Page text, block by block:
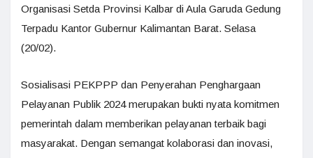
Organisasi Setda Provinsi Kalbar di Aula Garuda Gedung
Terpadu Kantor Gubernur Kalimantan Barat. Selasa
(20/02).
Sosialisasi PEKPPP dan Penyerahan Penghargaan
Pelayanan Publik 2024 merupakan bukti nyata komitmen
pemerintah dalam memberikan pelayanan terbaik bagi
masyarakat. Dengan semangat kolaborasi dan inovasi,